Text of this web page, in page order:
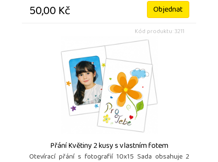
50,00 Kč Objednat
Kód produktu: 3211
Přání Květiny 2 kusy s vlastním fotem
Otevírací přání s fotografií 10x15 Sada obsahuje 2